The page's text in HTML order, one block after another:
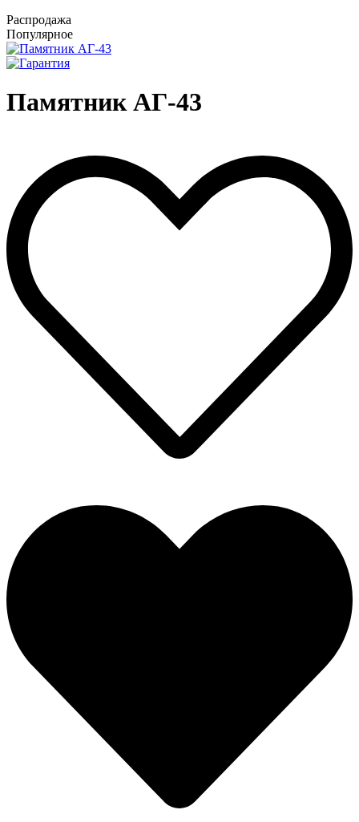
Распродажа
Популярное
Памятник АГ-43